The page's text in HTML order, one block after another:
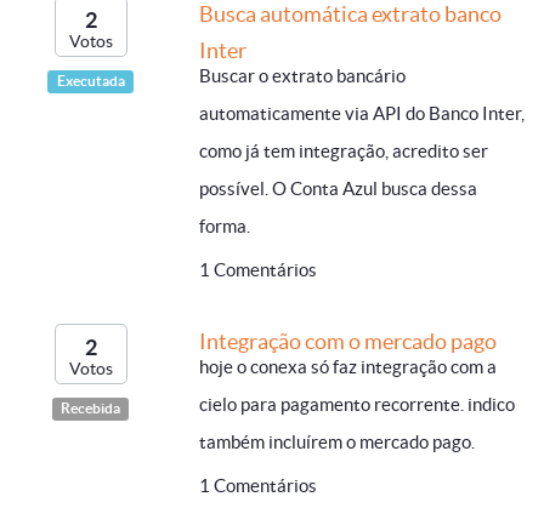
2
Votos
Executada
Busca automática extrato banco
Inter
Buscar o extrato bancário
automaticamente via API do Banco Inter,
como já tem integração, acredito ser
possível. O Conta Azul busca dessa
forma.
1 Comentários
2
Votos
Recebida
Integração com o mercado pago
hoje o conexa só faz integração com a
cielo para pagamento recorrente. indico
também incluírem o mercado pago.
1 Comentários